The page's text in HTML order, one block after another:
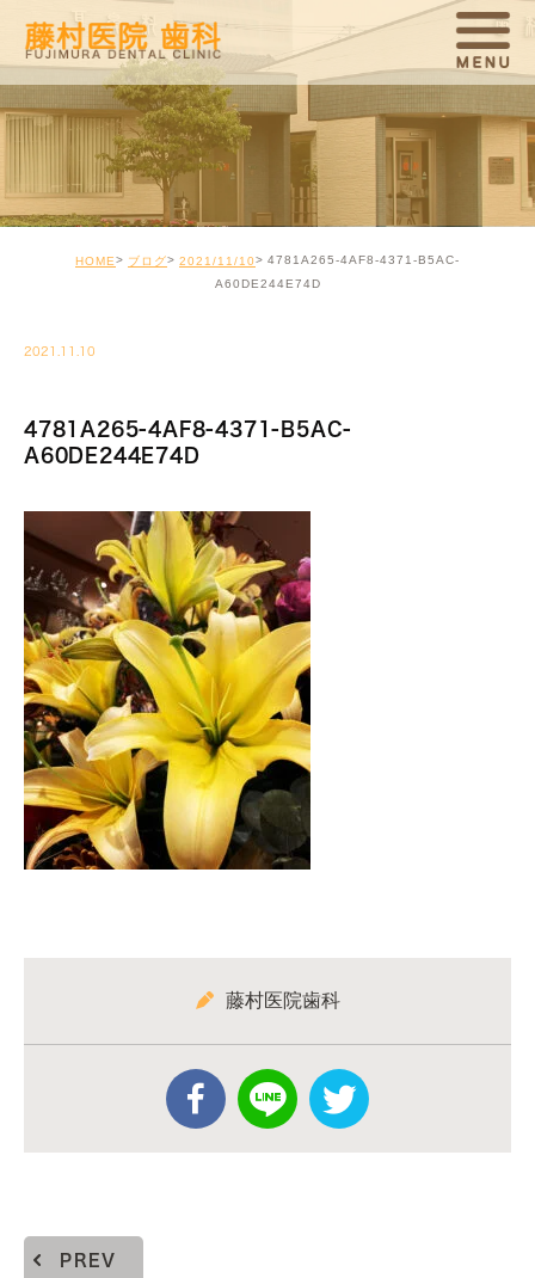
HOME ブログ 2021/11/10
4781A265-4AF8-4371-B5AC-
A60DE244E74D
2021.11.10
4781A265-4AF8-4371-B5AC-
A60DE244E74D
藤村医院歯科
PREV